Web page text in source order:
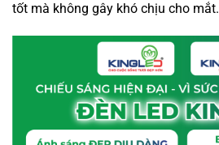
tốt mà không gây khó chịu cho mắt.